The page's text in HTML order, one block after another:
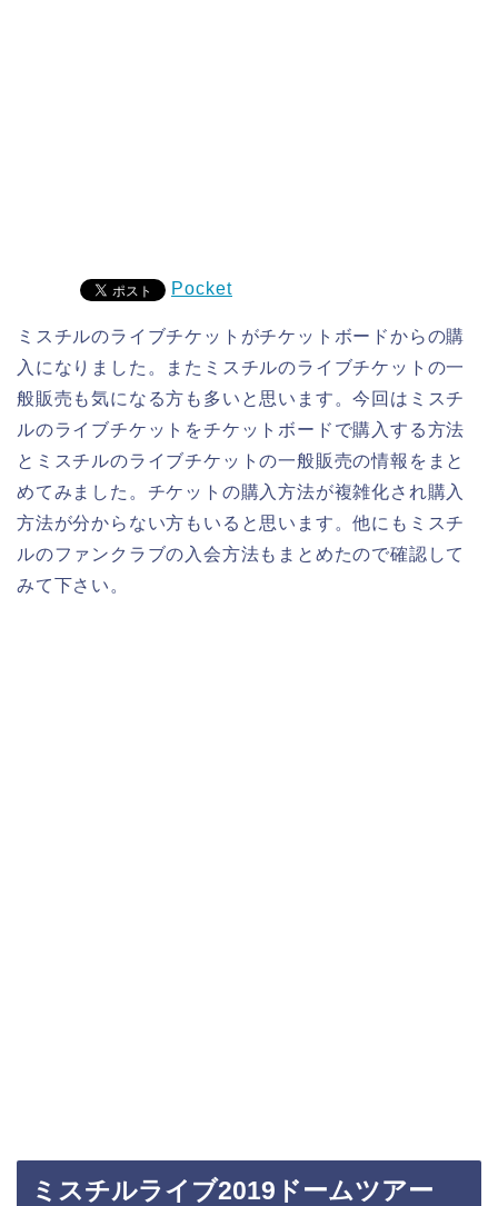
Pocket
ミスチルのライブチケットがチケットボードからの購
入になりました。またミスチルのライブチケットの一
般販売も気になる方も多いと思います。今回はミスチ
ルのライブチケットをチケットボードで購入する方法
とミスチルのライブチケットの一般販売の情報をまと
めてみました。チケットの購入方法が複雑化され購入
方法が分からない方もいると思います。他にもミスチ
ルのファンクラブの入会方法もまとめたので確認して
みて下さい。
ミスチルライブ2019ドームツアー